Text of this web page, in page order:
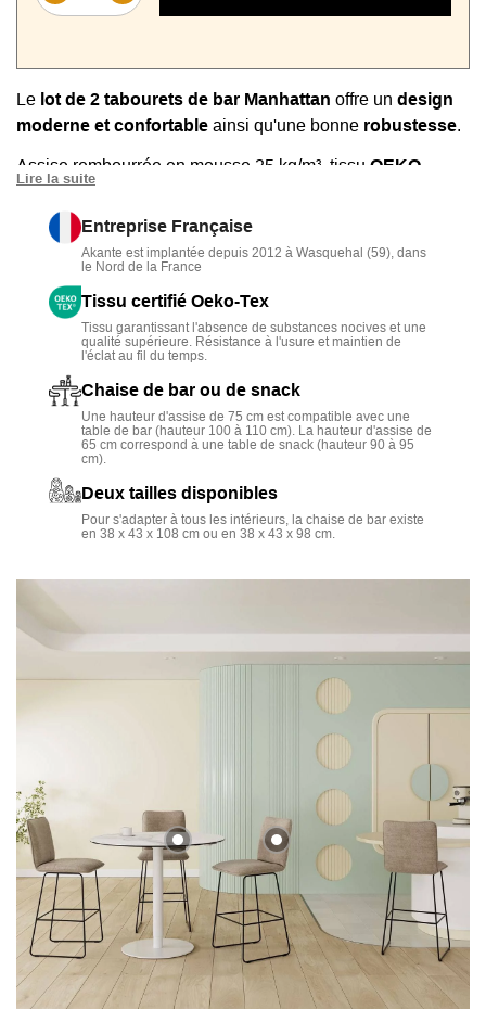
Le lot de 2 tabourets de bar Manhattan offre un design
moderne et confortable ainsi qu'une bonne robustesse.
Assise rembourrée en mousse 25 kg/m³, tissu OEKO-
TEX®, piètement en acier noir mat.
Disponible en2 hauteurs d’assise
coloris : beige, anthracite, gris clair, et terracotta.
Structure compacte et élégante, parfaite pour une cuisine
contemporaine ou un îlot central.
Lire la suite
Entreprise Française
Akante est implantée depuis 2012 à Wasquehal (59), dans
le Nord de la France
Tissu certifié Oeko-Tex
Tissu garantissant l'absence de substances nocives et une
qualité supérieure. Résistance à l'usure et maintien de
l'éclat au fil du temps.
Chaise de bar ou de snack
Une hauteur d'assise de 75 cm est compatible avec une
table de bar (hauteur 100 à 110 cm). La hauteur d'assise de
65 cm correspond à une table de snack (hauteur 90 à 95
cm).
Deux tailles disponibles
Pour s'adapter à tous les intérieurs, la chaise de bar existe
en 38 x 43 x 108 cm ou en 38 x 43 x 98 cm.